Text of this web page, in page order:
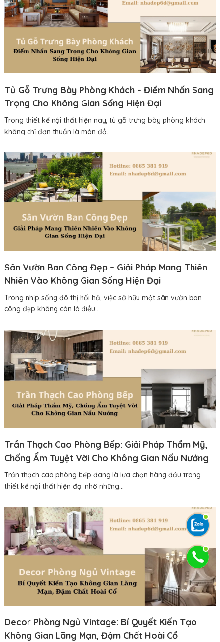
Tủ Gỗ Trưng Bày Phòng Khách – Điểm Nhấn Sang
Trọng Cho Không Gian Sống Hiện Đại
Trong thiết kế nội thất hiện nay, tủ gỗ trưng bày phòng khách
không chỉ đơn thuần là món đồ...
Sân Vườn Ban Công Đẹp – Giải Pháp Mang Thiên
Nhiên Vào Không Gian Sống Hiện Đại
Trong nhịp sống đô thị hối hả, việc sở hữu một sân vườn ban
công đẹp không còn là điều...
Trần Thạch Cao Phòng Bếp: Giải Pháp Thẩm Mỹ,
Chống Ẩm Tuyệt Vời Cho Không Gian Nấu Nướng
Trần thạch cao phòng bếp đang là lựa chọn hàng đầu trong
thiết kế nội thất hiện đại nhờ những...
Decor Phòng Ngủ Vintage: Bí Quyết Kiến Tạo
Không Gian Lãng Mạn, Đậm Chất Hoài Cổ